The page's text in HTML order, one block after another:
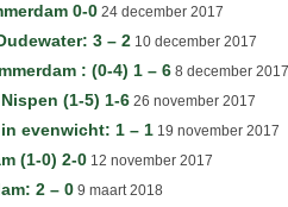
0-0 24 december 2017
3 – 2 10 december 2017
: (0-4) 1 – 6 8 december 2017
(1-5) 1-6 26 november 2017
evenwicht: 1 – 1 19 november 2017
(1-0) 2-0 12 november 2017
2 – 0 9 maart 2018